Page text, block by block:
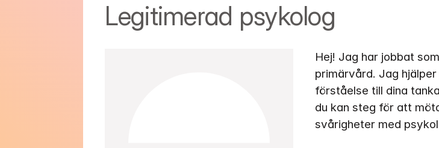
Legitimerad psykolog
Hej! Jag har jobbat
primärvård. Jag
förståelse till dina
du kan steg för att
svårigheter med